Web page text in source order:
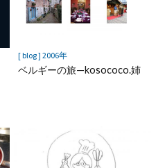
[ blog ] 2006年
ベルギーの旅—kosococo.姉